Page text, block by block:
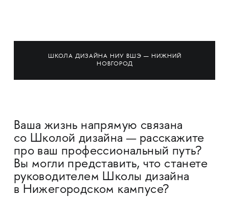
ШКОЛА ДИЗАЙНА НИУ ВШЭ — НИЖНИЙ
НОВГОРОД
Ваша жизнь напрямую связана
со Школой дизайна — расскажите
про ваш профессиональный путь?
Вы могли представить, что станете
руководителем Школы дизайна
в Нижегородском кампусе?